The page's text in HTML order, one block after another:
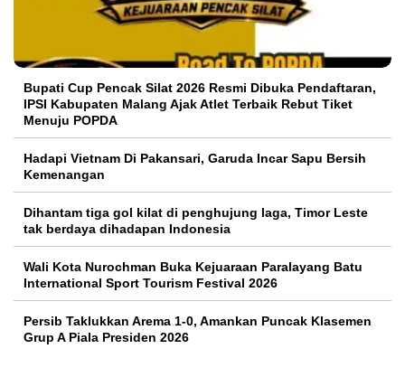
Bupati Cup Pencak Silat 2026 Resmi Dibuka Pendaftaran,
IPSI Kabupaten Malang Ajak Atlet Terbaik Rebut Tiket
Menuju POPDA
Hadapi Vietnam Di Pakansari, Garuda Incar Sapu Bersih
Kemenangan
Dihantam tiga gol kilat di penghujung laga, Timor Leste
tak berdaya dihadapan Indonesia
Wali Kota Nurochman Buka Kejuaraan Paralayang Batu
International Sport Tourism Festival 2026
Persib Taklukkan Arema 1-0, Amankan Puncak Klasemen
Grup A Piala Presiden 2026